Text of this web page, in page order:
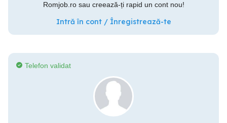
Romjob.ro sau creează-ți rapid un cont nou!
Intră în cont / Înregistrează-te
Telefon validat